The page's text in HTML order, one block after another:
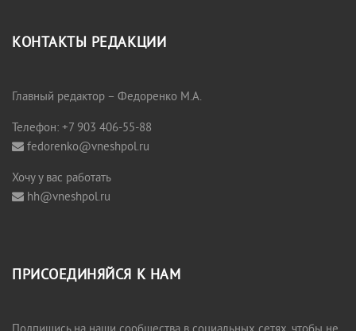
КОНТАКТЫ РЕДАКЦИИ
Главный редактор – Федоренко М.А.
Телефон: +7 903 406-55-88
fedorenko@vneshpol.ru
Хочу у вас работать
hh@vneshpol.ru
ПРИСОЕДИНЯЙСЯ К НАМ